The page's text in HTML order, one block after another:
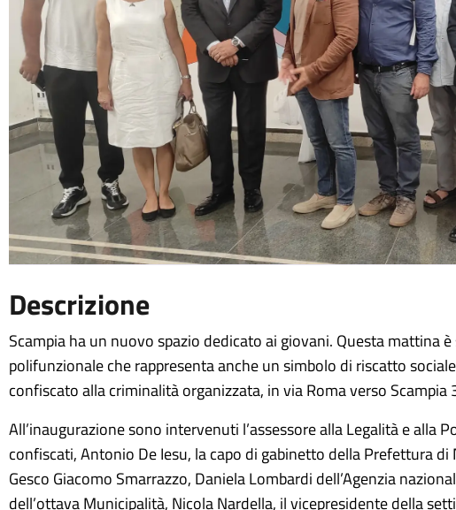
Descrizione
Scampia ha un nuovo spazio dedicato ai giovani. Questa mattina
polifunzionale che rappresenta anche un simbolo di riscatto
confiscato alla criminalità organizzata, in via Roma verso Scampia
All’inaugurazione sono intervenuti l’assessore alla Legalità e alla
confiscati, Antonio De Iesu, la capo di gabinetto della Prefettura
Gesco Giacomo Smarrazzo, Daniela Lombardi dell’Agenzia
dell’ottava Municipalità, Nicola Nardella, il vicepresidente della